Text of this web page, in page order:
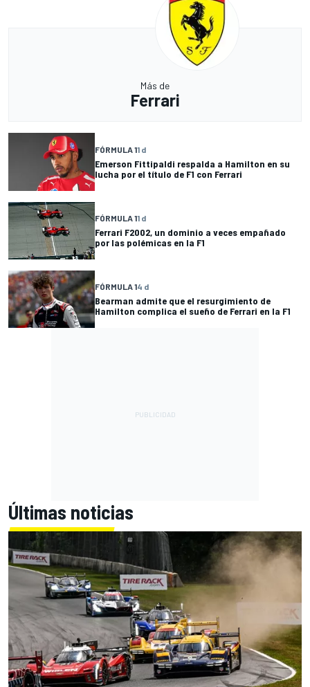
Más de
Ferrari
FÓRMULA 11 d
Emerson Fittipaldi respalda a Hamilton en su
lucha por el título de F1 con Ferrari
FÓRMULA 11 d
Ferrari F2002, un dominio a veces empañado
por las polémicas en la F1
FÓRMULA 14 d
Bearman admite que el resurgimiento de
Hamilton complica el sueño de Ferrari en la F1
Últimas noticias